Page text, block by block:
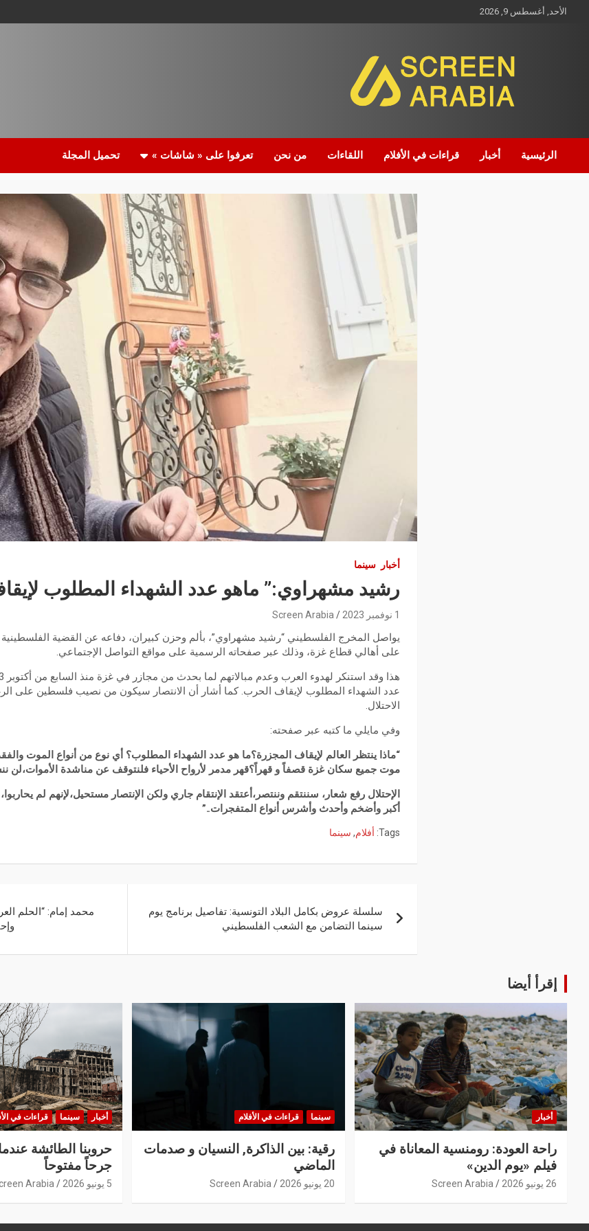
الأحد, أغسطس 9, 2026
Screen Arabia
الرئيسية أخبار قراءات في الأفلام اللقاءات من نحن تعرفوا على « شاشات » تحميل المجلة
أخبار سينما
رشيد مشهراوي:” ماهو عدد الشهداء المطلوب
1 نوفمبر 2023 Screen Arabia
يواصل المخرج الفلسطيني “رشيد مشهراوي”، بألم وحزن كبيران، دفاعه عن القضية
على أهالي قطاع غزة، وذلك عبر صفحاته الرسمية على مواقع التواصل الإجتماعي.
عدد الشهداء المطلوب لإيقاف الحرب. كما أشار أن الانتصار سيكون من نصيب فلسطين على
الاحتلال.
وفي مايلي ما كتبه عبر صفحته:
“ماذا ينتظر العالم لإيقاف المجزرة؟ما هو عدد الشهداء المطلوب؟ أي نوع من أنواع الموت
موت جميع سكان غزة قصفاً و قهراً؟قهر مدمر لأرواح الأحياء فلنتوقف عن مناشدة الأموات،لن
الإحتلال رفع شعار، سننتقم وننتصر،أعتقد الإنتقام جاري ولكن الإنتصار مستحيل،لإنهم لم
أكبر وأضخم وأحدث وأشرس أنواع المتفجرات..”
Tags: أفلام, سينما
سلسلة عروض بكامل البلاد التونسية: تفاصيل برنامج يوم
سينما التضامن مع الشعب الفلسطيني
محمد إمام: “الحلم
إقرأ أيضا
أخبار
راحة العودة: رومنسية المعاناة في
فيلم «يوم الدين»
26 يونيو 2026 Screen Arabia
سينما قراءات في الأفلام
رقية: بين الذاكرة, النسيان و صدمات
الماضي
20 يونيو 2026 Screen Arabia
أخبار سينما قراءات في
حروبنا الطائشة
جرحاً مفتوحاً
5 يونيو 2026 Arabia